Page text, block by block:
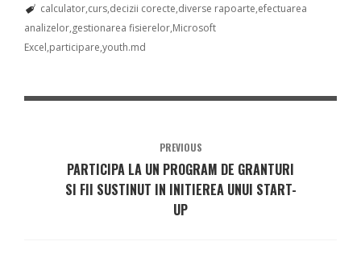
calculator curs decizii corecte diverse rapoarte efectuarea
analizelor gestionarea fisierelor Microsoft
Excel participare youth.md
PREVIOUS
PARTICIPA LA UN PROGRAM DE GRANTURI
SI FII SUSTINUT IN INITIEREA UNUI START-
UP